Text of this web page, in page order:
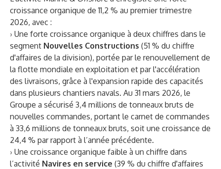
croissance organique de 11,2 % au premier trimestre
2026, avec :
› Une forte croissance organique à deux chiffres dans le
segment Nouvelles Constructions (51 % du chiffre
d'affaires de la division), portée par le renouvellement de
la flotte mondiale en exploitation et par l'accélération
des livraisons, grâce à l'expansion rapide des capacités
dans plusieurs chantiers navals. Au 31 mars 2026, le
Groupe a sécurisé 3,4 millions de tonneaux bruts de
nouvelles commandes, portant le carnet de commandes
à 33,6 millions de tonneaux bruts, soit une croissance de
24,4 % par rapport à l’année précédente.
› Une croissance organique faible à un chiffre dans
l’activité Navires en service (39 % du chiffre d'affaires